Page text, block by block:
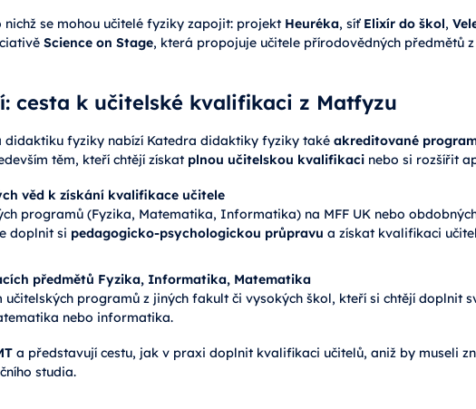
nichž se mohou učitelé fyziky zapojit: projekt Heuréka, síť Elixír do škol,
Science on Stage, která propojuje učitele přírodovědných předmětů z
cesta k učitelské kvalifikaci z Matfyzu
didaktiku fyziky nabízí Katedra didaktiky fyziky také akreditované
těm, kteří chtějí získat plnou učitelskou kvalifikaci nebo si rozšířit
věd k získání kvalifikace učitele
programů (Fyzika, Matematika, Informatika) na MFF UK nebo
doplnit si pedagogicko-psychologickou průpravu a získat kvalifikaci
předmětů Fyzika, Informatika, Matematika
učitelských programů z jiných fakult či vysokých škol, kteří si chtějí doplnit
nebo informatika.
a představují cestu, jak v praxi doplnit kvalifikaci učitelů, aniž by museli
studia.